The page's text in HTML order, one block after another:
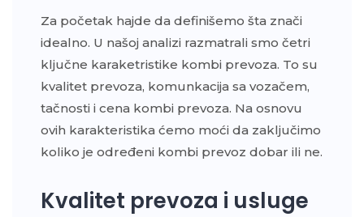
Za početak hajde da definišemo šta znači
idealno. U našoj analizi razmatrali smo četri
ključne karaketristike kombi prevoza. To su
kvalitet prevoza, komunkacija sa vozačem,
tačnosti i cena kombi prevoza. Na osnovu
ovih karakteristika ćemo moći da zaključimo
koliko je određeni kombi prevoz dobar ili ne.
Kvalitet prevoza i usluge